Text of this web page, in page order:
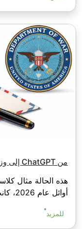
من ChatGPT إلى وزارة الحرب
هذه الحالة مثال
أوائل عام 2026، كانت...
للمزيد